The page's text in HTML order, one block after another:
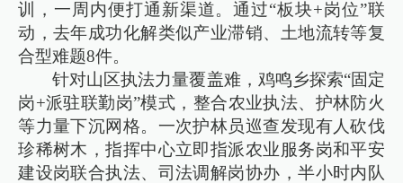
训，一周内便打通新渠道。通过“板块+岗位”联
动，去年成功化解类似产业滞销、土地流转等复
合型难题8件。
针对山区执法力量覆盖难，鸡鸣乡探索“固定
岗+派驻联勤岗”模式，整合农业执法、护林防火
等力量下沉网格。一次护林员巡查发现有人砍伐
珍稀树木，指挥中心立即指派农业服务岗和平安
建设岗联合执法、司法调解岗协办，半小时内队